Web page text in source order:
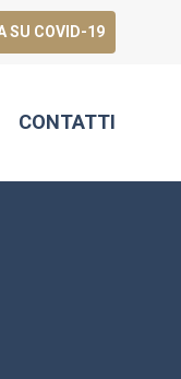
SU COVID-19
CONTATTI